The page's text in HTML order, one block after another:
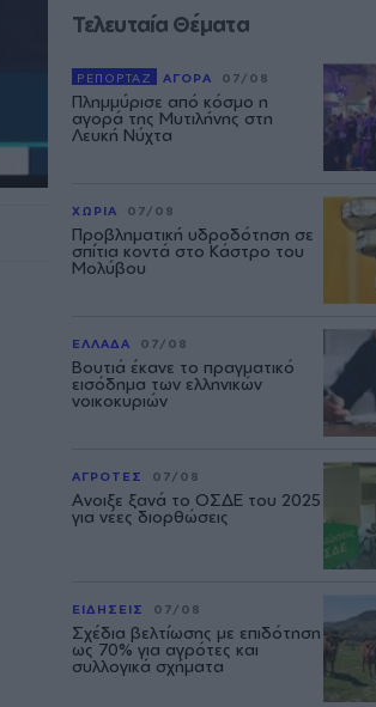
Τελευταία Θέματα
ΡΕΠΟΡΤΑΖ ΑΓΟΡΑ 07/08
Πλημμύρισε από κόσμο η
αγορά της Μυτιλήνης στη
Λευκή Νύχτα
ΧΩΡΙΑ 07/08
Προβληματική υδροδότηση σε
σπίτια κοντά στο Κάστρο του
Μολύβου
ΕΛΛΑΔΑ 07/08
Βουτιά έκανε το πραγματικό
εισόδημα των ελληνικών
νοικοκυριών
ΑΓΡΟΤΕΣ 07/08
Ανοιξε ξανά το ΟΣΔΕ του 2025
για νέες διορθώσεις
ΕΙΔΗΣΕΙΣ 07/08
Σχέδια βελτίωσης με επιδότηση
ως 70% για αγρότες και
συλλογικά σχήματα